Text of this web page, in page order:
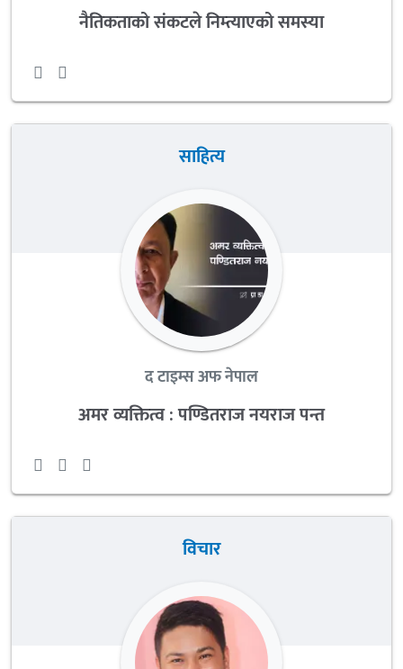
नैतिकताको संकटले निम्त्याएको समस्या
साहित्य
द टाइम्स अफ नेपाल
अमर व्यक्तित्व : पण्डितराज नयराज पन्त
विचार